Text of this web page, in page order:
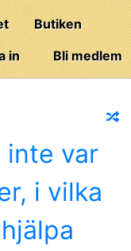
Butiken
Bli medlem
in
inte var
i vilka